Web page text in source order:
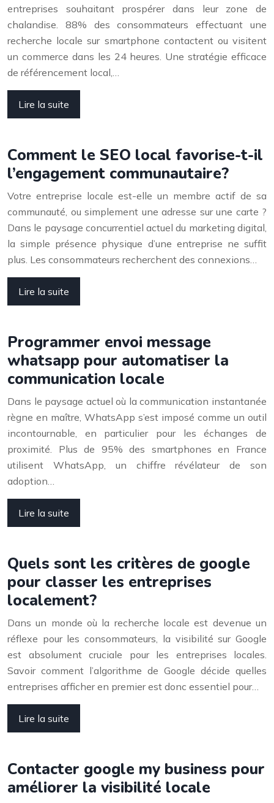
entreprises souhaitant prospérer dans leur zone de
chalandise. 88% des consommateurs effectuant une
recherche locale sur smartphone contactent ou visitent
un commerce dans les 24 heures. Une stratégie efficace
de référencement local,…
Lire la suite
Comment le SEO local favorise-t-il
l’engagement communautaire?
Votre entreprise locale est-elle un membre actif de sa
communauté, ou simplement une adresse sur une carte ?
Dans le paysage concurrentiel actuel du marketing digital,
la simple présence physique d’une entreprise ne suffit
plus. Les consommateurs recherchent des connexions…
Lire la suite
Programmer envoi message
whatsapp pour automatiser la
communication locale
Dans le paysage actuel où la communication instantanée
règne en maître, WhatsApp s’est imposé comme un outil
incontournable, en particulier pour les échanges de
proximité. Plus de 95% des smartphones en France
utilisent WhatsApp, un chiffre révélateur de son
adoption…
Lire la suite
Quels sont les critères de google
pour classer les entreprises
localement?
Dans un monde où la recherche locale est devenue un
réflexe pour les consommateurs, la visibilité sur Google
est absolument cruciale pour les entreprises locales.
Savoir comment l’algorithme de Google décide quelles
entreprises afficher en premier est donc essentiel pour…
Lire la suite
Contacter google my business pour
améliorer la visibilité locale